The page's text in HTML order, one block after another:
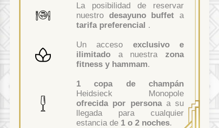
La posibilidad de reservar
nuestro desayuno buffeta
tarifa preferencial .
Un acceso exclusivo e
ilimitado a nuestra zona
fitness y hammam.
1 copa de champán
Heidsieck Monopole
ofrecida por personaa su
llegada para cualquier
estancia de 1 o 2 noches.